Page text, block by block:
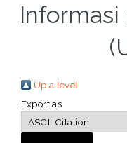
Informasi
Up a level
Export as